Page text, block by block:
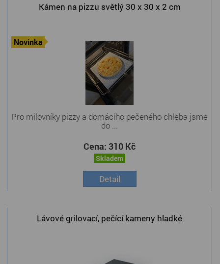
Kámen na pizzu světlý 30 x 30 x 2 cm
Novinka
Pro milovníky pizzy a domácího pečeného chleba jsme
do ...
Cena: 310 Kč
Skladem
Detail
Lávové grilovací, pečící kameny hladké